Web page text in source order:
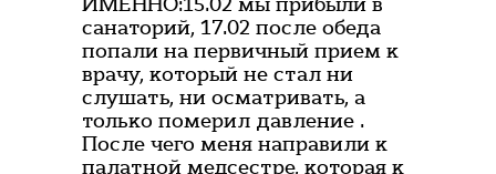
санаторий, 17.02 после обеда
попали на первичный прием к
врачу, который не стал ни
слушать, ни осматривать, а
только померил давление .
После чего меня направили к
палатной медсестре, которая к